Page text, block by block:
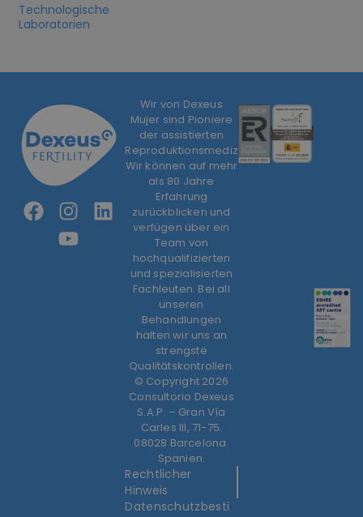
Technologische
Laboratorien
Wir von Dexeus
Mujer sind Pioniere
der assistierten
Reproduktionsmedizin.
Wir können auf mehr
als 80 Jahre
Erfahrung
zurückblicken und
verfügen über ein
Team von
hochqualifizierten
und spezialisierten
Fachleuten. Bei all
unseren
Behandlungen
halten wir uns an
strengste
Qualitätskontrollen.
© Copyright 2026
Consultorio Dexeus
S.A.P. – Gran Vía
Carles III, 71-75.
08028 Barcelona.
Spanien.
Rechtlicher
Hinweis
Datenschutzbesti